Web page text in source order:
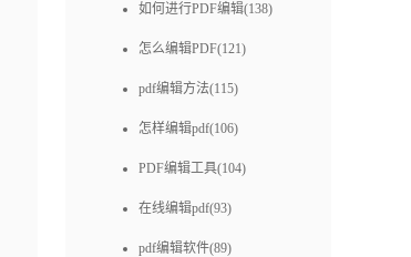
如何进行PDF编辑(138)
怎么编辑PDF(121)
pdf编辑方法(115)
怎样编辑pdf(106)
PDF编辑工具(104)
在线编辑pdf(93)
pdf编辑软件(89)